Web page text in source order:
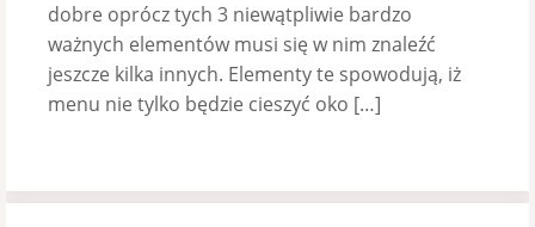
dobre oprócz tych 3 niewątpliwie bardzo
ważnych elementów musi się w nim znaleźć
jeszcze kilka innych. Elementy te spowodują, iż
menu nie tylko będzie cieszyć oko […]